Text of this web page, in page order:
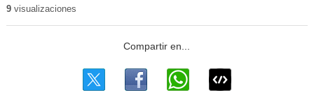
9visualizaciones